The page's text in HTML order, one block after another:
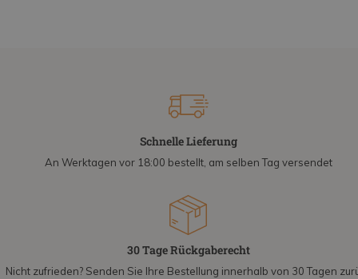
Schnelle Lieferung
An Werktagen vor 18:00 bestellt, am selben Tag versendet
30 Tage Rückgaberecht
Nicht zufrieden? Senden Sie Ihre Bestellung innerhalb von 30 Tagen